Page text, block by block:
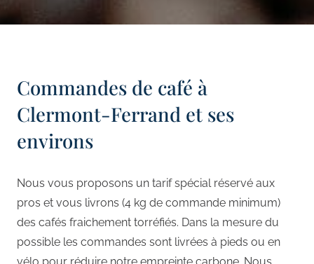
Commandes de café à
Clermont-Ferrand et ses
environs
Nous vous proposons un tarif spécial réservé aux
pros et vous livrons (4 kg de commande minimum)
des cafés fraichement torréfiés. Dans la mesure du
possible les commandes sont livrées à pieds ou en